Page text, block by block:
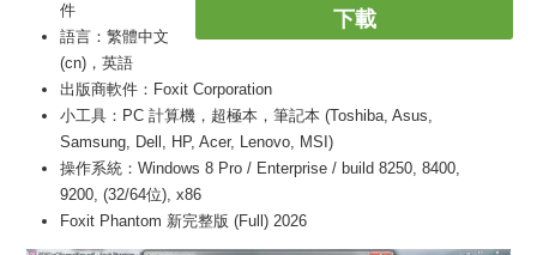
下載
件
語言：繁體中文
(cn)，英語
出版商軟件：Foxit Corporation
小工具：PC 計算機，超極本，筆記本 (Toshiba, Asus,
Samsung, Dell, HP, Acer, Lenovo, MSI)
操作系統：Windows 8 Pro / Enterprise / build 8250, 8400,
9200, (32/64位), x86
Foxit Phantom 新完整版 (Full) 2026